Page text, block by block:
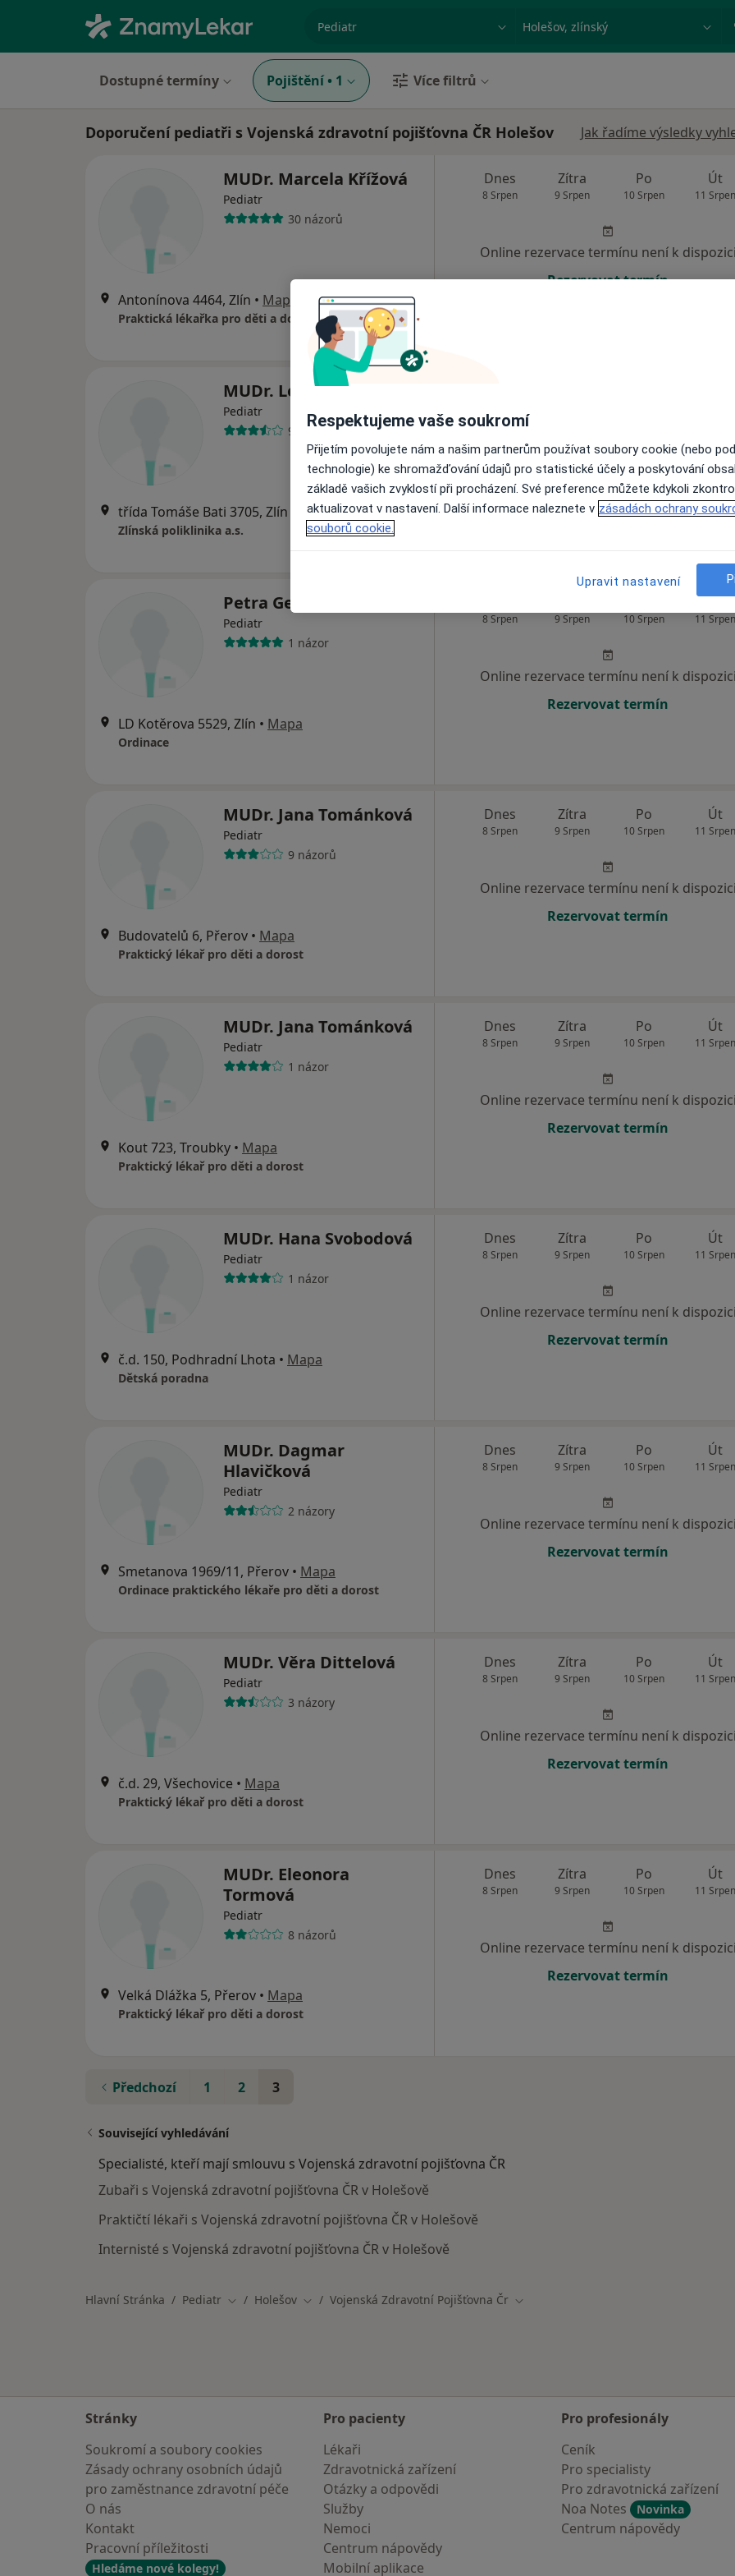
Město nebo region
Dostupné termíny Pojištění • 1 Více filtrů
Doporučení pediatři s Vojenská zdravotní pojišťovna ČR Holešov Jak řadíme výsledky
MUDr. Marcela Křížová
Pediatr
30 názorů
Antonínova 4464, Zlín • Mapa
Praktická lékařka pro děti a dorost
Dnes
8 Srpen
Zítra
9 Srpen
Po
10 Srpen
Út
11 Srpen
Online rezervace termínu není k dispozici
Rezervovat termín
MUDr. Lenka Kracíková
Pediatr
9 názorů
třída Tomáše Bati 3705, Zlín Mapa
Zlínská poliklinika a.s.
Online rezervace termínu není k
Rezervovat termín
Petra Gelnarová
Pediatr
1 názor
LD Kotěrova 5529, Zlín • Mapa
Ordinace
8 Srpen 9 Srpen 10 Srpen
Út
11 Srpen
Online rezervace termínu není k dispozici
Rezervovat termín
MUDr. Jana Tománková
Pediatr
9 názorů
Budovatelů 6, Přerov • Mapa
Praktický lékař pro děti a dorost
Dnes
8 Srpen
Zítra
9 Srpen
Po
10 Srpen
Út
11 Srpen
Online rezervace termínu není k dispozici
Rezervovat termín
MUDr. Jana Tománková
Pediatr
1 názor
Kout 723, Troubky • Mapa
Praktický lékař pro děti a dorost
Dnes
8 Srpen
Zítra
9 Srpen
Po
10 Srpen
Út
11 Srpen
Online rezervace termínu není k dispozici
Rezervovat termín
MUDr. Hana Svobodová
Pediatr
1 názor
č.d. 150, Podhradní Lhota • Mapa
Dětská poradna
Dnes
8 Srpen
Zítra
9 Srpen
Po
10 Srpen
Út
11 Srpen
Online rezervace termínu není k dispozici
Rezervovat termín
MUDr. Dagmar
Hlavičková
Pediatr
2 názory
Smetanova 1969/11, Přerov • Mapa
Ordinace praktického lékaře pro děti a dorost
Dnes
8 Srpen
Zítra
9 Srpen
Po
10 Srpen
Út
11 Srpen
Online rezervace termínu není k dispozici
Rezervovat termín
MUDr. Věra Dittelová
Pediatr
3 názory
č.d. 29, Všechovice • Mapa
Praktický lékař pro děti a dorost
Dnes
8 Srpen
Zítra
9 Srpen
Po
10 Srpen
Út
11 Srpen
Online rezervace termínu není k dispozici
Rezervovat termín
MUDr. Eleonora
Tormová
Pediatr
8 názorů
Velká Dlážka 5, Přerov • Mapa
Praktický lékař pro děti a dorost
Dnes
8 Srpen
Zítra
9 Srpen
Po
10 Srpen
Út
11 Srpen
Online rezervace termínu není k dispozici
Rezervovat termín
Předchozí 1 2 3
Související vyhledávání
Specialisté, kteří mají smlouvu s Vojenská zdravotní pojišťovna ČR
Zubaři s Vojenská zdravotní pojišťovna ČR v Holešově
Praktičtí lékaři s Vojenská zdravotní pojišťovna ČR v Holešově
Internisté s Vojenská zdravotní pojišťovna ČR v Holešově
Hlavní Stránka Pediatr Změna města
Holešov Změna města
Vojenská Zdravotní Pojišťovna Čr Změna města
Stránky
Soukromí a soubory cookies
Zásady ochrany osobních údajů
pro zaměstnance zdravotní péče
O nás
Kontakt
Pracovní příležitosti
Hledáme nové kolegy!
Pro pacienty
Lékaři
Zdravotnická zařízení
Otázky a odpovědi
Služby
Nemoci
Centrum nápovědy
Mobilní aplikace
Pro profesionály
Ceník
Pro specialisty
Pro zdravotnická zařízení
Noa Notes
Novinka
Centrum nápovědy
Respektujeme vaše soukromí
Přijetím povolujete nám a našim partnerům používat soubory cookie (nebo
technologie) ke shromažďování údajů pro statistické účely a poskytování
základě vašich zvyklostí při procházení. Své preference můžete kdykoli
aktualizovat v nastavení. Další informace naleznete v zásadách ochrany
souborů cookie.
Upravit nastavení